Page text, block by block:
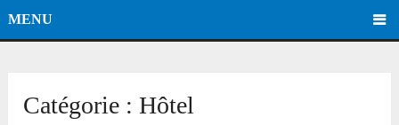
MENU
Catégorie :Hôtel